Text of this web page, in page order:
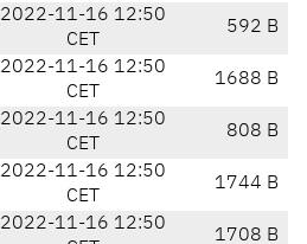
2022-11-16 12:50
CET
592 B
2022-11-16 12:50
CET
1688 B
2022-11-16 12:50
CET
808 B
2022-11-16 12:50
CET
1744 B
2022-11-16 12:50
1708 B